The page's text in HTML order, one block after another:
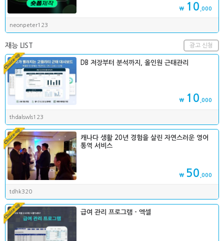
₩ 10 ,000
neonpeter123
광고 신청
재능 LIST
DB 저장부터 분석까지, 올인원 근태관리
₩ 10 ,000
thdalswls123
캐나다 생활 20년 경험을 살린 자연스러운 영어
통역 서비스
₩ 50 ,000
tdhk320
급여 관리 프로그램 - 엑셀